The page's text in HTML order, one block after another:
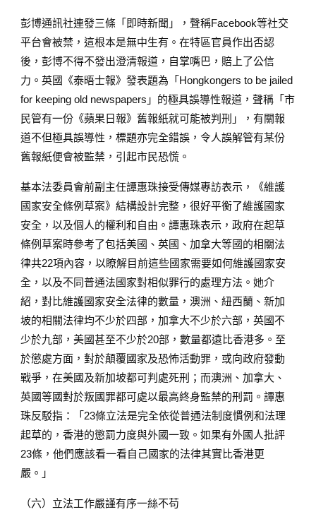
彭博通訊社連發三條「即時新聞」，聲稱Facebook等社交
平台會被禁，這根本是無中生有。在特區官員作出否認
後，彭博不得不發出澄清報道，自掌嘴巴，賠上了公信
力。英國《泰晤士報》發表題為「Hongkongers to be jailed
for keeping old newspapers」的極具誤導性報道，聲稱「市
民管有一份《蘋果日報》舊報紙就可能被判刑」，有關報
道不但極具誤導性，標題亦完全錯誤，令人誤解管有某份
舊報紙便會被監禁，引起市民恐慌。
基本法委員會前副主任譚惠珠接受傳媒專訪表示，《維護
國家安全條例草案》結構設計完整，很好平衡了維護國家
安全，以及個人的權利和自由。譚惠珠表示，政府在起草
條例草案時參考了包括美國、英國、加拿大等國的相關法
律共22項內容，以瞭解目前這些國家需要如何維護國家安
全，以及不同普通法國家對相似罪行的處理方法。她介
紹，對比維護國家安全法律的數量，澳洲、紐西蘭、新加
坡的相關法律均不少於四部，加拿大不少於六部，英國不
少於九部，美國甚至不少於20部，數量都遠比香港多。至
於懲處方面，對於顛覆國家及恐怖活動罪，或向政府發動
戰爭，在美國及新加坡都可判處死刑；而澳洲、加拿大、
英國等國對於叛國罪都可處以最高終身監禁的刑罰。譚惠
珠反駁指：「23條立法是完全依從普通法制度慣例和法理
起草的，香港的懲罰力度與外國一致。如果有外國人批評
23條，他們應該看一看自己國家的法律其實比香港更
嚴。」
（六）立法工作嚴謹有序一絲不苟